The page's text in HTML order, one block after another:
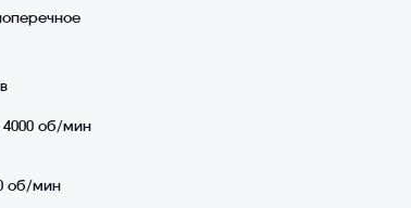
4000 об/мин
об/мин